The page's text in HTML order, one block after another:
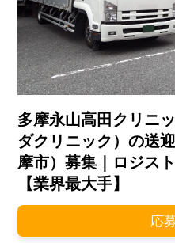
多摩永山高田クリニ
ダクリニック）の送
摩市）募集｜ロジス
【業界最大手】
応